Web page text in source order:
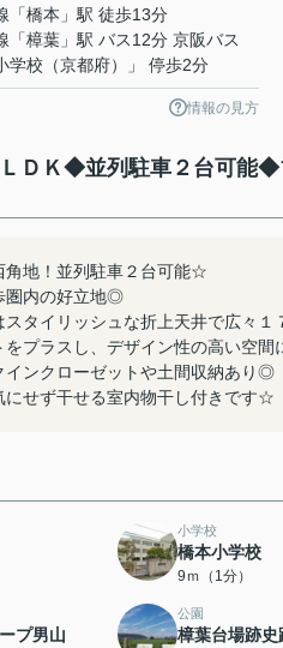
「橋本 」駅 徒歩13分
「樟葉 」駅 バス12分 京阪バス
学校（京都府）」 停歩2分
情報の見方
ＤＫ◆並列駐車２台可能◆
角地！並列駐車２台可能☆
圏内の好立地◎
スタイリッシュな折上天井で広々
プラスし、デザイン性の高い空間
インクローゼットや土間収納あり◎
にせず干せる室内物干し付きです☆
小学校
橋本小学校
9ｍ（1分）
プ男山
公園
樟葉台場跡史